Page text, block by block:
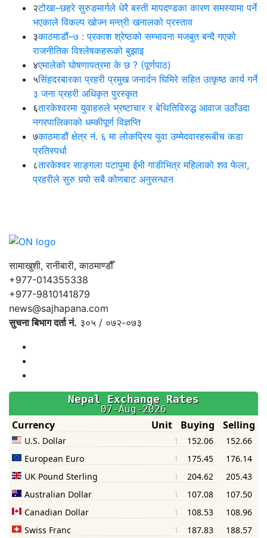
२टोखा–छहरे सुरुङमार्गले धेरै बस्ती मापदण्डका कारण समस्यामा पर्ने
भएकाले विकल्प खोज्न मन्त्री खनालको प्रस्ताव
३काठमाडौं–७ : प्रकाश श्रेष्ठको सम्भावना मजबुत बन्दै गएको
राजनीतिक विश्लेषकहरूको बुझाइ
४एमालेको घोषणापत्रमा के छ ? (पूर्णपाठ)
५सिंहदरबारका प्रहरी प्रमुख जनार्दन घिमिरे सहित उत्कृष्ठ कार्य गर्ने
३ जना प्रहरी अधिकृत पुरस्कृत
६तारकेश्वरमा युवाहरुले भ्रष्टाचार र बेथितिविरुद्ध आवाज उठाँउदा
नगरपालिकाको धम्कीपूर्ण विज्ञप्ति
७काठमाडौं क्षेत्र नं. ६ मा लोकप्रिय युवा उम्मेदवारहरूबीच कडा
प्रतिस्पर्धा
८तारकेश्वर साङ्गला पटापुमा ईभी गाडीभित्र महिलाको शव फेला,
प्रहरीले सुरु गर्‍यो सबै कोणबाट अनुसन्धान
सामाखुशी, रानीबारी, काठमाण्डौँ
+977-014355338
+977-9810141879
news@sajhapana.com
सुचना बिभाग दर्ता नं. ३०५ / ०७२-०७३